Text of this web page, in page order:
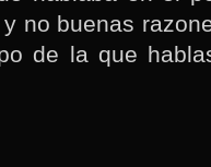
no buenas
de la que